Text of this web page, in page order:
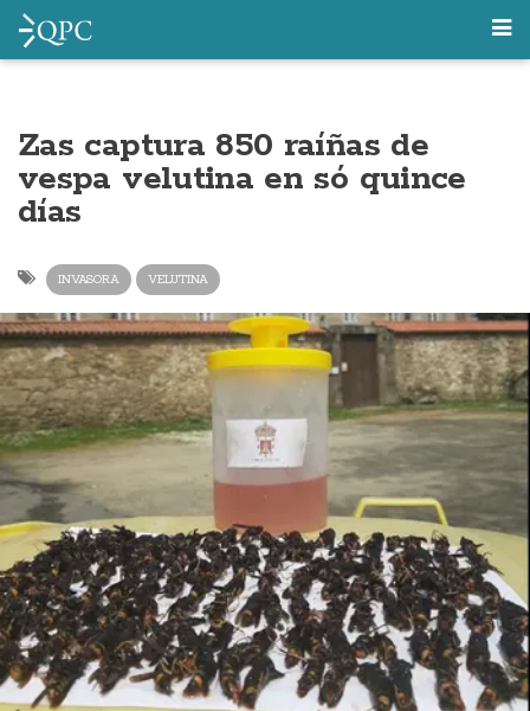
Zas captura 850 raíñas de
vespa velutina en só quince
días
INVASORA VELUTINA